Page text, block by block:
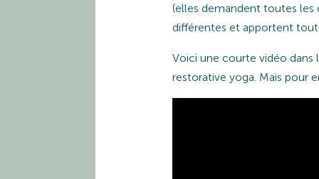
(elles demandent toutes les
différentes et apportent
Voici une courte vidéo dans
restorative yoga. Mais pour